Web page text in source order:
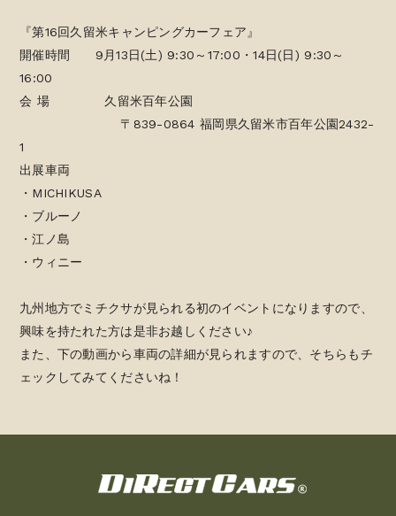
『第16回久留米キャンピングカーフェア』
開催時間 9月13日(土) 9:30～17:00・14日(日) 9:30～
16:00
会 場 久留米百年公園
〒839-0864 福岡県久留米市百年公園2432-
1
出展車両
・MICHIKUSA
・ブルーノ
・江ノ島
・ウィニー
九州地方でミチクサが見られる初のイベントになりますので、
興味を持たれた方は是非お越しください♪
また、下の動画から車両の詳細が見られますので、そちらもチ
ェックしてみてくださいね！